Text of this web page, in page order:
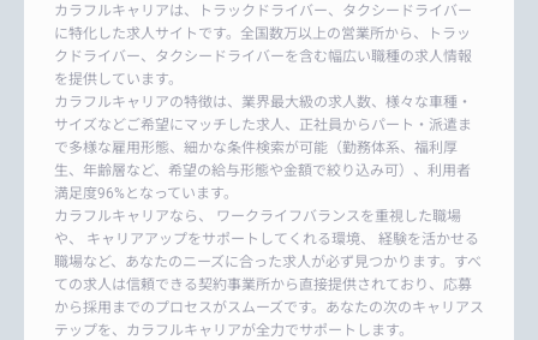
カラフルキャリアは、トラックドライバー、タクシードライバー
に特化した求人サイトです。全国数万以上の営業所から、トラッ
クドライバー、タクシードライバーを含む幅広い職種の求人情報
を提供しています。
カラフルキャリアの特徴は、業界最大級の求人数、様々な車種・
サイズなどご希望にマッチした求人、正社員からパート・派遣ま
で多様な雇用形態、細かな条件検索が可能（勤務体系、福利厚
生、年齢層など、希望の給与形態や金額で絞り込み可）、利用者
満足度96%となっています。
カラフルキャリアなら、 ワークライフバランスを重視した職場
や、 キャリアアップをサポートしてくれる環境、 経験を活かせる
職場など、あなたのニーズに合った求人が必ず見つかります。すべ
ての求人は信頼できる契約事業所から直接提供されており、応募
から採用までのプロセスがスムーズです。あなたの次のキャリアス
テップを、カラフルキャリアが全力でサポートします。